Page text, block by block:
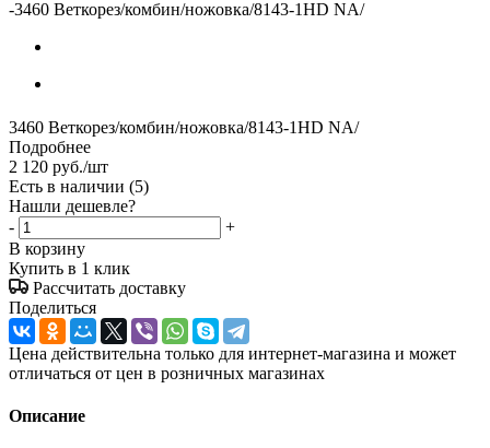
-3460 Веткорез/комбин/ножовка/8143-1HD NA/
3460 Веткорез/комбин/ножовка/8143-1HD NA/
Подробнее
2 120 руб./шт
Есть в наличии (5)
Нашли дешевле?
-
+
В корзину
Купить в 1 клик
Рассчитать доставку
Поделиться
Цена действительна только для интернет-магазина и может
отличаться от цен в розничных магазинах
Описание